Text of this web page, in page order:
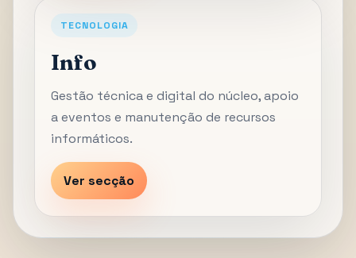
TECNOLOGIA
Info
Gestão técnica e digital do núcleo, apoio
a eventos e manutenção de recursos
informáticos.
Ver secção